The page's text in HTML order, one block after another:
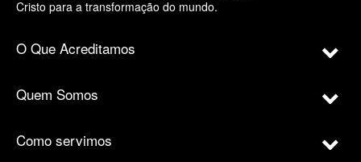
Cristo para a transformação do mundo.
O Que Acreditamos
Quem Somos
Como servimos